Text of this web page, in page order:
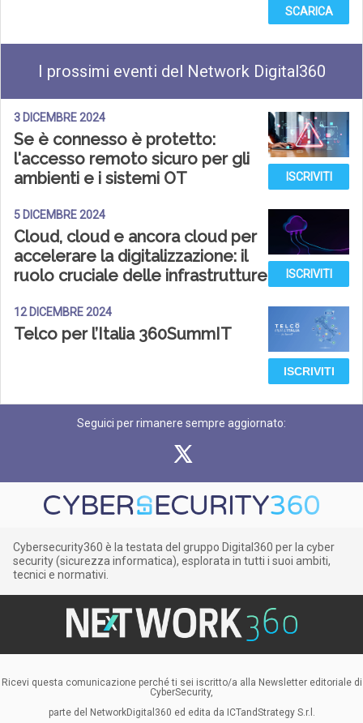
SCARICA
I prossimi eventi del Network Digital360
3 DICEMBRE 2024
Se è connesso è protetto:
l'accesso remoto sicuro per gli
ambienti e i sistemi OT
ISCRIVITI
5 DICEMBRE 2024
Cloud, cloud e ancora cloud per
accelerare la digitalizzazione: il
ruolo cruciale delle infrastrutture
ISCRIVITI
12 DICEMBRE 2024
Telco per l’Italia 360SummIT
ISCRIVITI
Seguici per rimanere sempre aggiornato:
Cybersecurity360 è la testata del gruppo Digital360 per la cyber
security (sicurezza informatica), esplorata in tutti i suoi ambiti,
tecnici e normativi.
Ricevi questa comunicazione perché ti sei iscritto/a alla Newsletter editoriale di
CyberSecurity,
parte del NetworkDigital360 ed edita da ICTandStrategy S.r.l.